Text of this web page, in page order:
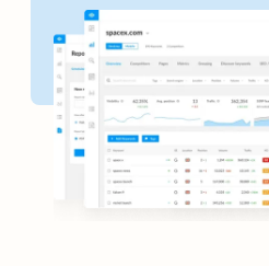
SEO bankams
SEO kepykloms
SEO kirpykloms
SEO kepsninėms
SEO butikams